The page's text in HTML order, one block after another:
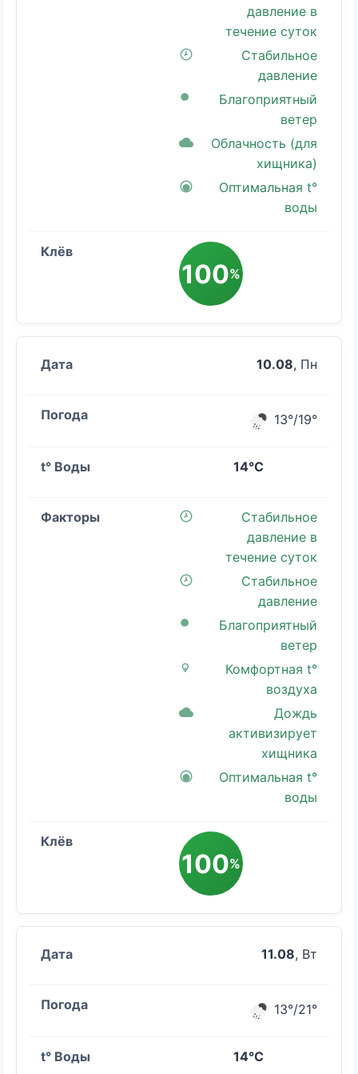
давление в
течение суток
Стабильное
давление
Благоприятный
ветер
Облачность (для
хищника)
Оптимальная t°
воды
100%
10.08, Пн
13°/19°
14°C
Стабильное
давление в
течение суток
Стабильное
давление
Благоприятный
ветер
Комфортная t°
воздуха
Дождь
активизирует
хищника
Оптимальная t°
воды
100%
11.08, Вт
13°/21°
14°C